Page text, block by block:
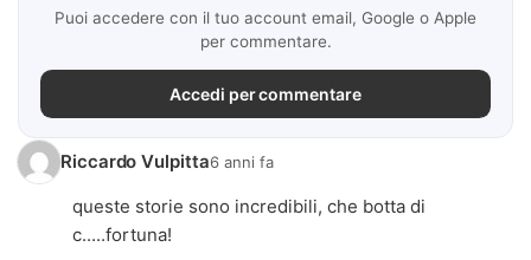
Puoi accedere con il tuo account email, Google o Apple
per commentare.
Accedi per commentare
Riccardo Vulpitta6 anni fa
queste storie sono incredibili, che botta di
c.....fortuna!